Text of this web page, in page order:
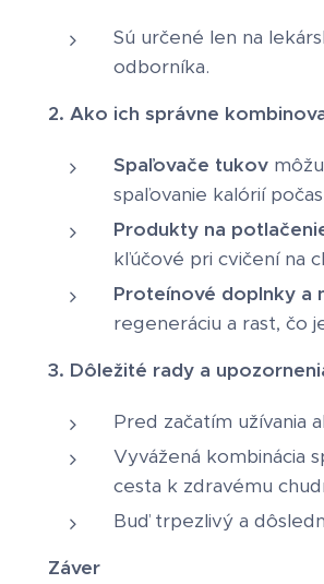
Sú určené len na
odborníka.
2. Ako ich správne
Spaľovače tukov
spaľovanie kalórií
Produkty na
kľúčové pri cvičení na
Proteínové doplnky a
regeneráciu a rast, čo
3. Dôležité rady a
Pred začatím užívania
Vyvážená kombinácia
cesta k zdravému
Buď trpezlivý a
Záver